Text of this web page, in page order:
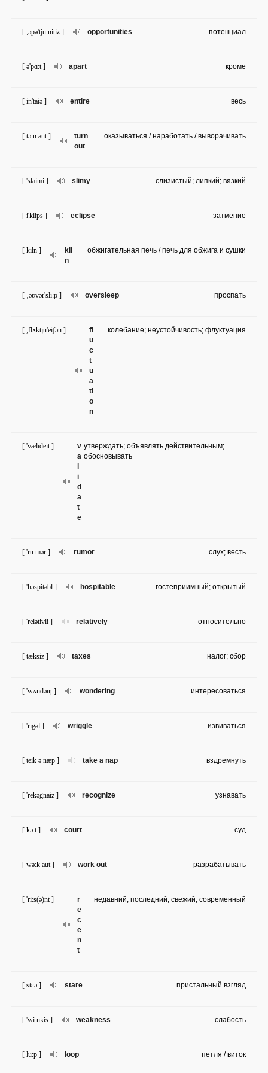
opportunities
[ ,ɔpə'tju:nitiz ] потенциал
apart
[ ə'pɑ:t ] кроме
entire
[ in'taiə ] весь
turn
out
[ tə:n aut ] оказываться / наработать / выворачивать
slimy
[ 'slaimi ] слизистый; липкий; вязкий
eclipse
[ i'klips ] затмение
kil
n
[ kiln ] обжигательная печь / печь для обжига и сушки
oversleep
[ ‚əʋvər'sli:p ] проспать
fl
u
c
t
u
a
ti
o
n
[ ,flʌktju'eiʃən ] колебание; неустойчивость; флуктуация
v
a
i
d
a
t
e
[ 'vælɪdeɪt ]
утверждать; объявлять действительным;
обосновывать
rumor
[ 'ru:mər ] слух; весть
hospitable
[ 'hɔspitəbl ] гостеприимный; открытый
relatively
[ 'relətivli ] относительно
taxes
[ tæksiz ] налог; сбор
wondering
[ 'wʌndəɪŋ ] интересоваться
wriggle
[ 'rɪgəl ] извиваться
take a nap
[ teik ə næp ] вздремнуть
recognize
[ 'rekəgnaiz ] узнавать
court
[ kɔ:t ] суд
work out
[ wə:k aut ] разрабатывать
r
e
c
e
n
t
[ 'ri:s(ə)nt ] недавний; последний; свежий; современный
stare
[ stɛə ] пристальный взгляд
weakness
[ 'wi:nkis ] слабость
loop
[ lu:p ] петля / виток